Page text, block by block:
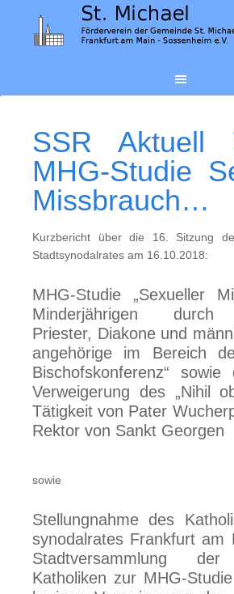
SSR Aktuell
MHG-Stu­die
Miss­brauch…
Kurzbericht über die 16. Sitzung
Stadtsynodalrates am 16.10.2018:
MHG-Studie „Sexueller
Minder­jährigen durch
Priester, Diakone und
ange­hörige im Bereich
Bischofs­konferenz“ sowie
Ver­weiger­ung des „Nihil
Tätig­keit von Pater
Rek­tor von Sankt Georgen
sowie
Stellungnahme des
synodal­rates Frank­furt am
Stadt­ver­sammlung der
Katholiken zur MHG-